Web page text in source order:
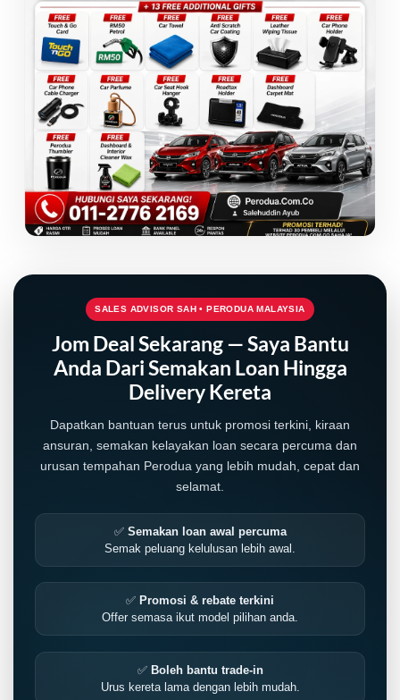
SALES ADVISOR SAH • PERODUA MALAYSIA
Jom Deal Sekarang — Saya Bantu
Anda Dari Semakan Loan Hingga
Delivery Kereta
Dapatkan bantuan terus untuk promosi terkini, kiraan
ansuran, semakan kelayakan loan secara percuma dan
urusan tempahan Perodua yang lebih mudah, cepat dan
selamat.
✅ Semakan loan awal percuma
Semak peluang kelulusan lebih awal.
✅ Promosi & rebate terkini
Offer semasa ikut model pilihan anda.
✅ Boleh bantu trade-in
Urus kereta lama dengan lebih mudah.